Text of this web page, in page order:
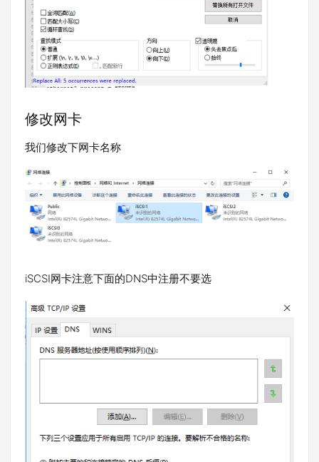
修改网卡
我们修改下网卡名称
iSCSI网卡注意下面的DNS中注册不要选